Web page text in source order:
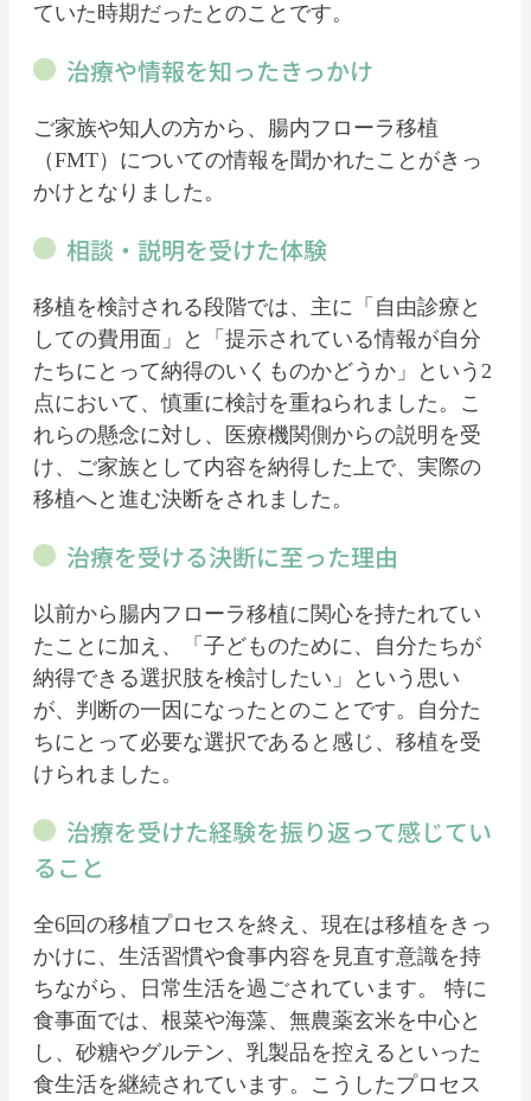
ていた時期だったとのことです。
治療や情報を知ったきっかけ
ご家族や知人の方から、腸内フローラ移植
（FMT）についての情報を聞かれたことがきっ
かけとなりました。
相談・説明を受けた体験
移植を検討される段階では、主に「自由診療と
しての費用面」と「提示されている情報が自分
たちにとって納得のいくものかどうか」という2
点において、慎重に検討を重ねられました。こ
れらの懸念に対し、医療機関側からの説明を受
け、ご家族として内容を納得した上で、実際の
移植へと進む決断をされました。
治療を受ける決断に至った理由
以前から腸内フローラ移植に関心を持たれてい
たことに加え、「子どものために、自分たちが
納得できる選択肢を検討したい」という思い
が、判断の一因になったとのことです。自分た
ちにとって必要な選択であると感じ、移植を受
けられました。
治療を受けた経験を振り返って感じてい
ること
全6回の移植プロセスを終え、現在は移植をきっ
かけに、生活習慣や食事内容を見直す意識を持
ちながら、日常生活を過ごされています。 特に
食事面では、根菜や海藻、無農薬玄米を中心と
し、砂糖やグルテン、乳製品を控えるといった
食生活を継続されています。こうしたプロセス